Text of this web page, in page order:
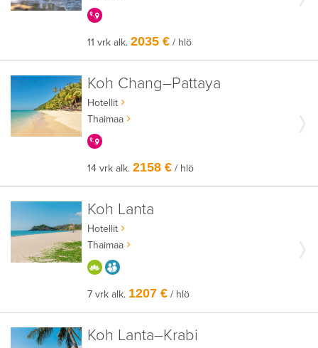
11 vrk alk.2035 € / hlö
Koh Chang–Pattaya
Hotellit
Thaimaa
14 vrk alk.2158 € / hlö
Koh Lanta
Hotellit
Thaimaa
HYVÄÄN OLOON
7 vrk alk. 1207 € / hlö
Koh Lanta–Krabi